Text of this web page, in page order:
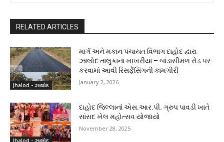
RELATED ARTICLES
Jhalod - ઝાલોદ
માર્ગ અને મકાન પંચાયત વિભાગ દાહોદ દ્વારા
ઝાલોદ તાલુકાના ખાખરીયા – બાંડાસીમળ રોડ પર
કરવામાં આવી રિસર્ફેસિંગની કામગીરી
January 2, 2026
દાહોદ જિલ્લાનાં એસ.આર.પી. ગ્રુપ પાવડી ખાતે
સાંસદ ખેલ મહોત્સવ યોજાયો
November 28, 2025